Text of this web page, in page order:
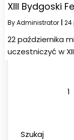
XIII Bydgoski
ByAdministrator 24
22 października
uczestniczyć w
1
Szukaj